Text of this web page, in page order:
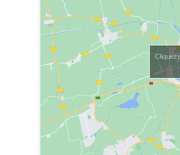
Cliquez